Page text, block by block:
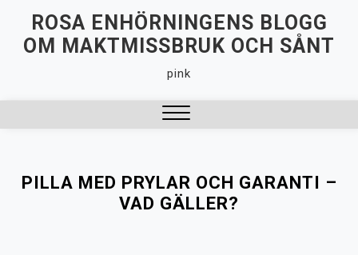
innehåll
ROSA ENHÖRNINGENS BLOGG
OM MAKTMISSBRUK OCH SÅNT
pink
PILLA MED PRYLAR OCH GARANTI –
VAD GÄLLER?